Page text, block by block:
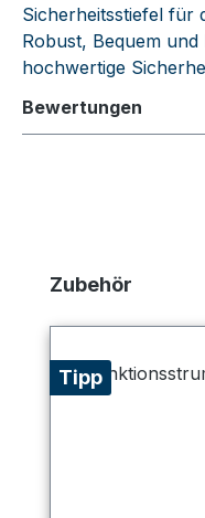
Sicherheitsstiefel für
Robust, Bequem
hochwertige
Bewertungen
Produktgalerie
Zubehör
Tipp